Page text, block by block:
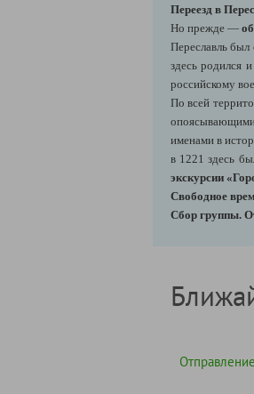
Переезд в
Но прежде —
Переславль
здесь родился
российскому
По всей
опоясывающими
именами в
в 1221 здесь
экскурсии
Свободное
Сбор группы.
Отправление